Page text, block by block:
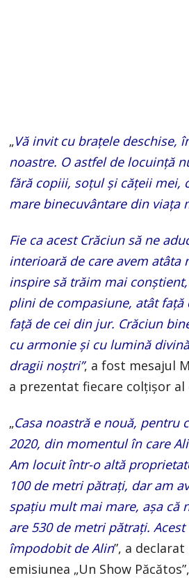
„Vă invit cu brațele deschise,
noastre. O astfel de locuință
fără copiii, soțul și cățeii mei,
mare binecuvântare din viața
Fie ca acest Crăciun să ne
interioară de care avem atâta
inspire să trăim mai
plini de compasiune, atât față
față de cei din jur. Crăciun
cu armonie și cu lumină
dragii noștri”, a fost mesajul
a prezentat fiecare colțișor al
„Casa noastră e nouă, pentru
2020, din momentul în care
Am locuit într-o altă
100 de metri pătrați, dar am
spațiu mult mai mare, așa că
are 530 de metri pătrați.
împodobit de Alin”, a
emisiunea „Un Show